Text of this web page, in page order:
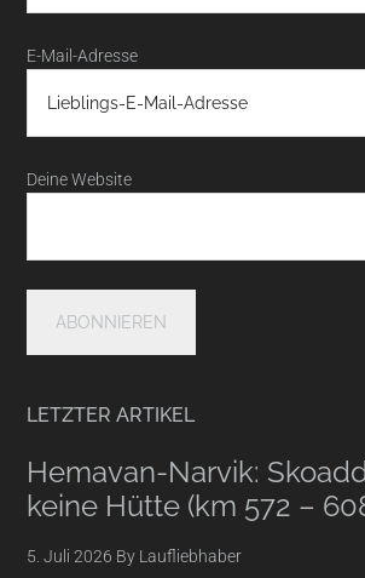
E-Mail-Adresse
Deine Website
LETZTER ARTIKEL
Hemavan-Narvik:
keine Hütte (km 572 –
5. Juli 2026 By Laufliebhaber